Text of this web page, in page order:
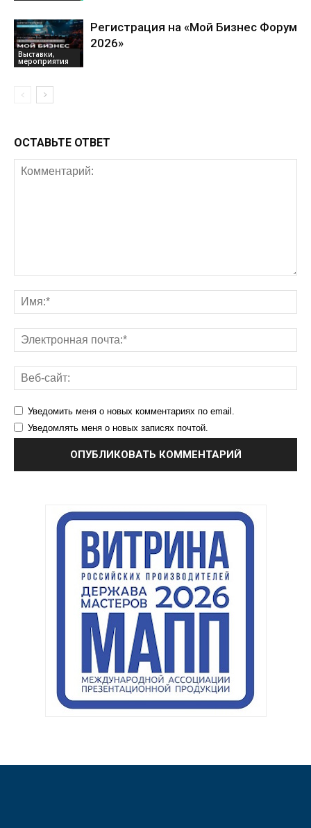
Выставки,
мероприятия
Регистрация на «Мой Бизнес Форум
2026»
ОСТАВЬТЕ ОТВЕТ
Уведомить меня о новых комментариях по email.
Уведомлять меня о новых записях почтой.